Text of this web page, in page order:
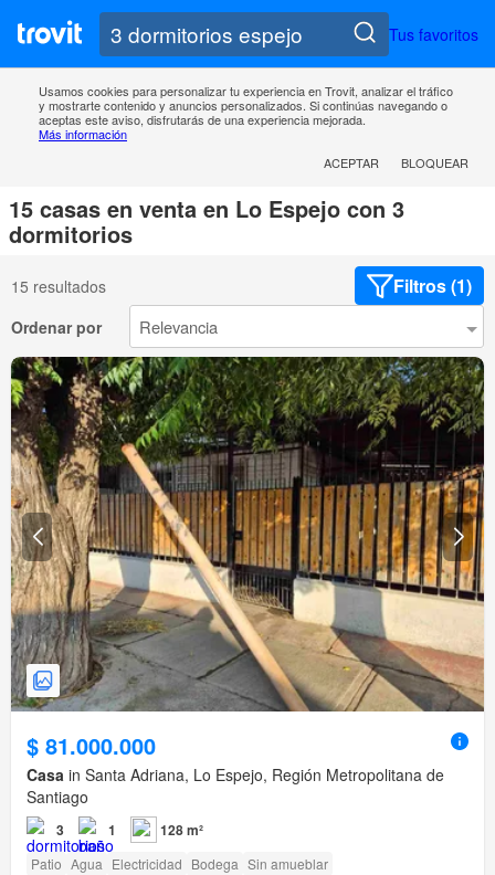
Tus favoritos
Usamos cookies para personalizar tu experiencia en Trovit, analizar el tráfico
y mostrarte contenido y anuncios personalizados. Si continúas navegando o
aceptas este aviso, disfrutarás de una experiencia mejorada.
Más información
ACEPTAR
BLOQUEAR
15 casas en venta en Lo Espejo con 3
dormitorios
15 resultados Filtros (1)
Ordenar por
$ 81.000.000
Casa in Santa Adriana, Lo Espejo, Región Metropolitana de
Santiago
3 1 128 m²
Patio Agua Electricidad Bodega Sin amueblar